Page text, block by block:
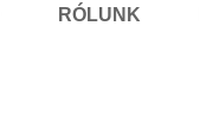
RÓLUNK